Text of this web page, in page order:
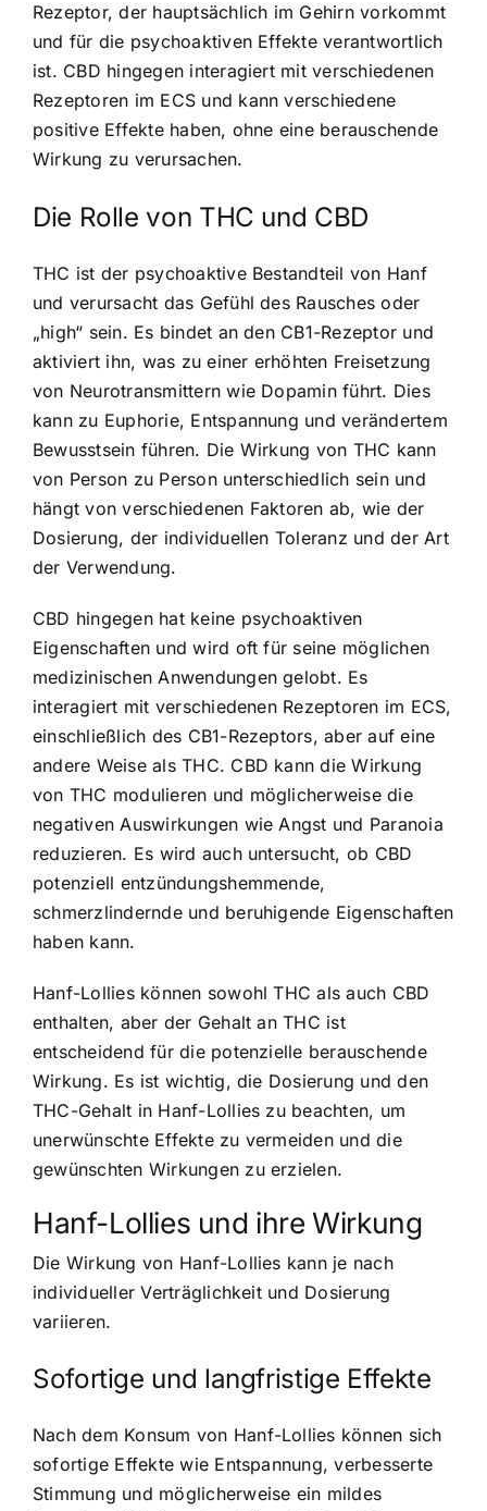
Rezeptor, der hauptsächlich im Gehirn vorkommt
und für die psychoaktiven Effekte verantwortlich
ist. CBD hingegen interagiert mit verschiedenen
Rezeptoren im ECS und kann verschiedene
positive Effekte haben, ohne eine berauschende
Wirkung zu verursachen.
Die Rolle von THC und CBD
THC ist der psychoaktive Bestandteil von Hanf
und verursacht das Gefühl des Rausches oder
„high“ sein. Es bindet an den CB1-Rezeptor und
aktiviert ihn, was zu einer erhöhten Freisetzung
von Neurotransmittern wie Dopamin führt. Dies
kann zu Euphorie, Entspannung und verändertem
Bewusstsein führen. Die Wirkung von THC kann
von Person zu Person unterschiedlich sein und
hängt von verschiedenen Faktoren ab, wie der
Dosierung, der individuellen Toleranz und der Art
der Verwendung.
CBD hingegen hat keine psychoaktiven
Eigenschaften und wird oft für seine möglichen
medizinischen Anwendungen gelobt. Es
interagiert mit verschiedenen Rezeptoren im ECS,
einschließlich des CB1-Rezeptors, aber auf eine
andere Weise als THC. CBD kann die Wirkung
von THC modulieren und möglicherweise die
negativen Auswirkungen wie Angst und Paranoia
reduzieren. Es wird auch untersucht, ob CBD
potenziell entzündungshemmende,
schmerzlindernde und beruhigende Eigenschaften
haben kann.
Hanf-Lollies können sowohl THC als auch CBD
enthalten, aber der Gehalt an THC ist
entscheidend für die potenzielle berauschende
Wirkung. Es ist wichtig, die Dosierung und den
THC-Gehalt in Hanf-Lollies zu beachten, um
unerwünschte Effekte zu vermeiden und die
gewünschten Wirkungen zu erzielen.
Hanf-Lollies und ihre Wirkung
Die Wirkung von Hanf-Lollies kann je nach
individueller Verträglichkeit und Dosierung
variieren.
Sofortige und langfristige Effekte
Nach dem Konsum von Hanf-Lollies können sich
sofortige Effekte wie Entspannung, verbesserte
Stimmung und möglicherweise ein mildes